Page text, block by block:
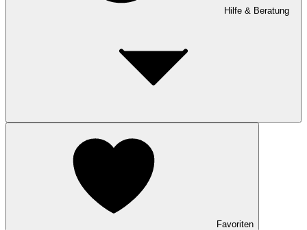
Hilfe & Beratung
Favoriten